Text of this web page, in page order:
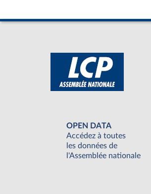
OPEN DATA
Accédez à toutes
les données de
l'Assemblée nationale